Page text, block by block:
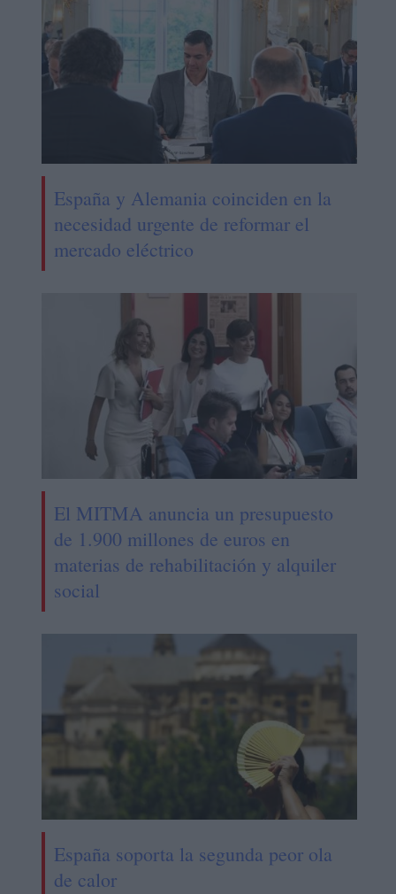
España y Alemania coinciden en la
necesidad urgente de reformar el
mercado eléctrico
El MITMA anuncia un presupuesto
de 1.900 millones de euros en
materias de rehabilitación y alquiler
social
España soporta la segunda peor ola
de calor